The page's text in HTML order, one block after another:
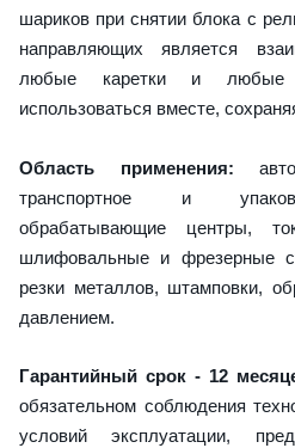
шариков при снятии блока с
направляющих является
любые каретки и любые
использоваться вместе,
Область применения:
транспортное и
обрабатывающие центры,
шлифовальные и фрезерные
резки металлов, штамповки,
давлением.
Гарантийный срок - 12
обязательном соблюдения
условий эксплуатации,